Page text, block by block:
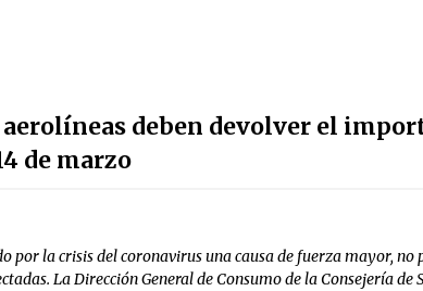
deben devolver el
de marzo
por la crisis del coronavirus una causa de fuerza mayor, no
La Dirección General de Consumo de la Consejería de